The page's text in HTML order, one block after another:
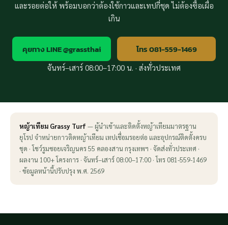
และรอยต่อให้ พร้อมบอกว่าต้องใช้กาวและเทปกี่ชุด ไม่ต้องซื้อเผื่อ
เกิน
คุยทาง LINE @grassthai โทร 081-559-1469
จันทร์–เสาร์ 08:00–17:00 น. · ส่งทั่วประเทศ
หญ้าเทียม Grassy Turf— ผู้นำเข้าและติดตั้งหญ้าเทียมมาตรฐาน
ยุโรป จำหน่ายกาวติดหญ้าเทียม เทปเชื่อมรอยต่อ และอุปกรณ์ติดตั้งครบ
ชุด · โชว์รูมซอยเจริญนคร 55 คลองสาน กรุงเทพฯ · จัดส่งทั่วประเทศ ·
ผลงาน 100+ โครงการ · จันทร์–เสาร์ 08:00–17:00 · โทร 081-559-1469
· ข้อมูลหน้านี้ปรับปรุง พ.ศ. 2569